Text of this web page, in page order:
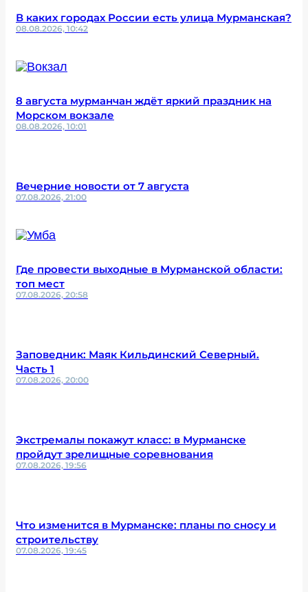
В каких городах России есть улица Мурманская?
08.08.2026, 10:42
8 августа мурманчан ждёт яркий праздник на
Морском вокзале
08.08.2026, 10:01
Вечерние новости от 7 августа
07.08.2026, 21:00
Где провести выходные в Мурманской области:
топ мест
07.08.2026, 20:58
Заповедник: Маяк Кильдинский Северный.
Часть 1
07.08.2026, 20:00
Экстремалы покажут класс: в Мурманске
пройдут зрелищные соревнования
07.08.2026, 19:56
Что изменится в Мурманске: планы по сносу и
строительству
07.08.2026, 19:45